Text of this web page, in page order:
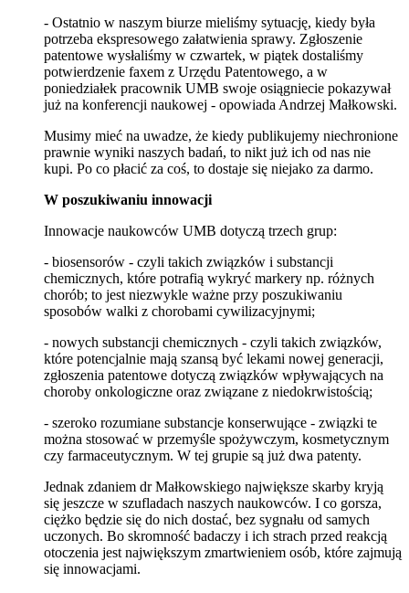
- Ostatnio w naszym biurze mieliśmy sytuację, kiedy była
potrzeba ekspresowego załatwienia sprawy. Zgłoszenie
patentowe wysłaliśmy w czwartek, w piątek dostaliśmy
potwierdzenie faxem z Urzędu Patentowego, a w
poniedziałek pracownik UMB swoje osiągniecie pokazywał
już na konferencji naukowej - opowiada Andrzej Małkowski.
Musimy mieć na uwadze, że kiedy publikujemy niechronione
prawnie wyniki naszych badań, to nikt już ich od nas nie
kupi. Po co płacić za coś, to dostaje się niejako za darmo.
W poszukiwaniu innowacji
Innowacje naukowców UMB dotyczą trzech grup:
- biosensorów - czyli takich związków i substancji
chemicznych, które potrafią wykryć markery np. różnych
chorób; to jest niezwykle ważne przy poszukiwaniu
sposobów walki z chorobami cywilizacyjnymi;
- nowych substancji chemicznych - czyli takich związków,
które potencjalnie mają szansą być lekami nowej generacji,
zgłoszenia patentowe dotyczą związków wpływających na
choroby onkologiczne oraz związane z niedokrwistością;
- szeroko rozumiane substancje konserwujące - związki te
można stosować w przemyśle spożywczym, kosmetycznym
czy farmaceutycznym. W tej grupie są już dwa patenty.
Jednak zdaniem dr Małkowskiego największe skarby kryją
się jeszcze w szufladach naszych naukowców. I co gorsza,
ciężko będzie się do nich dostać, bez sygnału od samych
uczonych. Bo skromność badaczy i ich strach przed reakcją
otoczenia jest największym zmartwieniem osób, które zajmują
się innowacjami.